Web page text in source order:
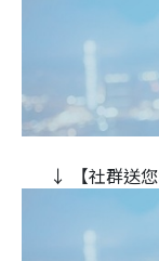
↓ 【社群送